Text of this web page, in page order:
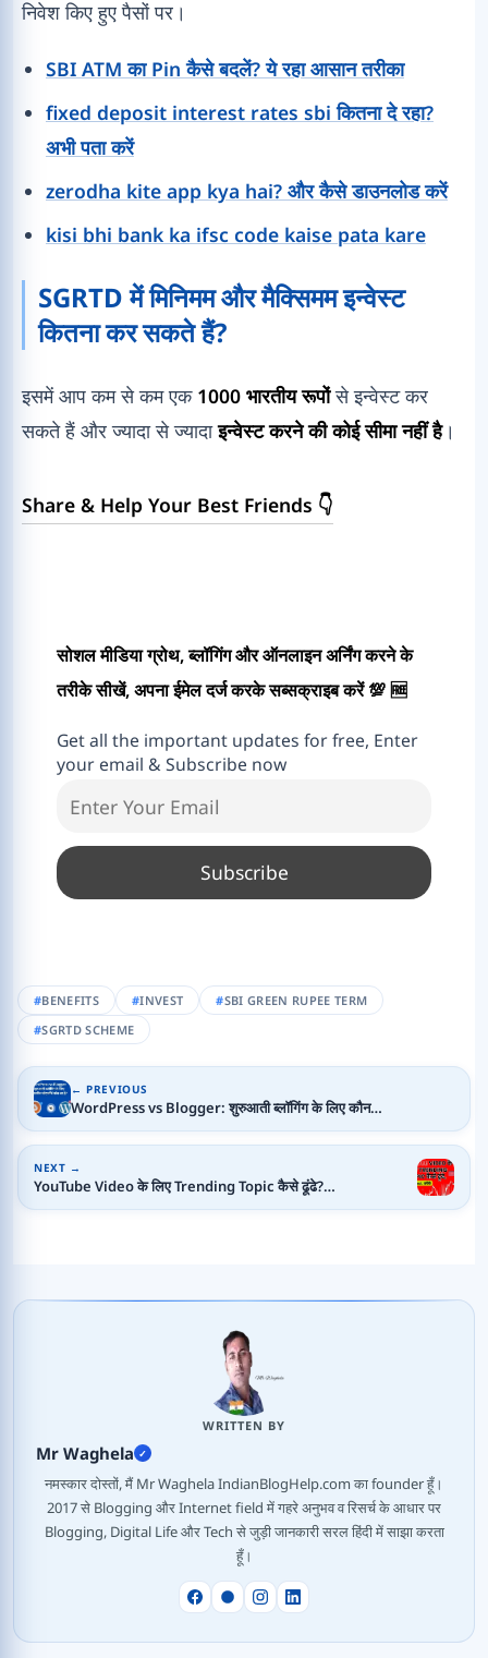
निवेश किए हुए पैसों पर।
SBI ATM का Pin कैसे बदलें? ये रहा आसान तरीका
fixed deposit interest rates sbi कितना दे रहा?
अभी पता करें
zerodha kite app kya hai? और कैसे डाउनलोड करें
kisi bhi bank ka ifsc code kaise pata kare
SGRTD में मिनिमम और मैक्सिमम इन्वेस्ट
कितना कर सकते हैं?
इसमें आप कम से कम एक 1000 भारतीय रूपोंसे इन्वेस्ट कर
सकते हैं और ज्यादा से ज्यादाइन्वेस्ट करने की कोई सीमा नहीं है।
Share & Help Your Best Friends 👇
सोशल मीडिया ग्रोथ, ब्लॉगिंग और ऑनलाइन अर्निंग करने के
तरीके सीखें, अपना ईमेल दर्ज करके सब्सक्राइब करें 💯 🆓
Get all the important updates for free, Enter
your email & Subscribe now
BENEFITS INVEST
SBI GREEN RUPEE TERM
SGRTD SCHEME
← PREVIOUS
WordPress vs Blogger: शुरुआती ब्लॉगिंग के लिए कौन…
NEXT →
YouTube Video के लिए Trending Topic कैसे ढूंढे?…
WRITTEN BY
Mr Waghela ✓
नमस्कार दोस्तों, मैं Mr Waghela IndianBlogHelp.com का founder हूँ।
2017 से Blogging और Internet field में गहरे अनुभव व रिसर्च के आधार पर
Blogging, Digital Life और Tech से जुड़ी जानकारी सरल हिंदी में साझा करता
हूँ।